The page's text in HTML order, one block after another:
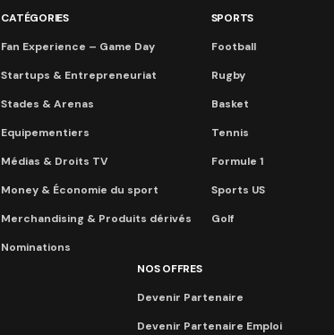
CATÉGORIES
Fan Experience – Game Day
Startups & Entrepreneuriat
Stades & Arenas
Equipementiers
Médias & Droits TV
Money & Économie du sport
Merchandising & Produits dérivés
Nominations
SPORTS
Football
Rugby
Basket
Tennis
Formule 1
Sports US
Golf
NOS OFFRES
Devenir Partenaire
Devenir Partenaire Emploi